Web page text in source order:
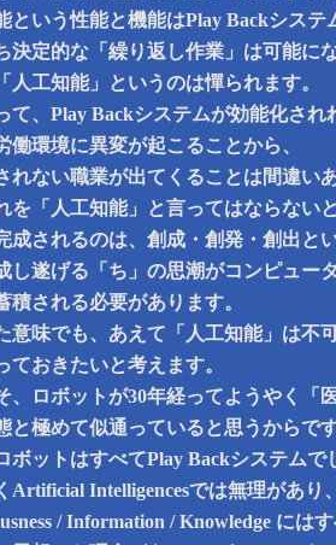
という性能と機能はPlay Backシステ
決定的な「繰り返し作業」は可能に
人工知能」というのは憚られます。
て、Play Backシステムが効能化され
働環境に異変が起こることから、
れない職業が出てくることは間違い
を「人工知能」と言ってはならない
成されるのは、創成・創発・創出と
し遂げる「ち」の思潮がコンピュー
積される必要があります。
意味でも、あえて「人工知能」は不
ておきたいと考えます。
、ロボットが30年経ってようやく「
と極めて似通っていると思うからで
ボットはすべてPlay Backシステム
Artificial Intelligencesでは無理があり
/ Information / Knowledge には